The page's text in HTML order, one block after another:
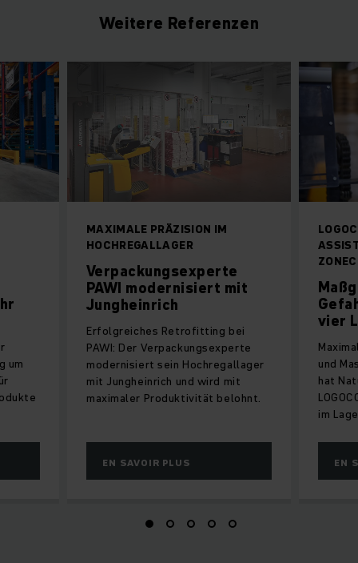
Weitere Referenzen
MAXIMALE PRÄZISION IM
HOCHREGALLAGER
Verpackungsexperte
PAWI modernisiert mit
Jungheinrich
Erfolgreiches Retrofitting bei
PAWI: Der Verpackungsexperte
modernisiert sein Hochregallager
mit Jungheinrich und wird mit
maximaler Produktivität belohnt.
EN SAVOIR PLUS
vier
und
hat
im
EN
um